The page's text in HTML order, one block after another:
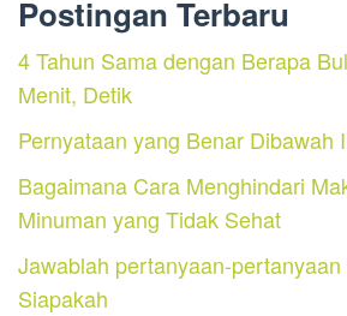
Postingan Terbaru
4 Tahun Sama dengan Berapa
Menit, Detik
Pernyataan yang Benar Dibawah
Bagaimana Cara Menghindari
Minuman yang Tidak Sehat
Jawablah pertanyaan-
Siapakah